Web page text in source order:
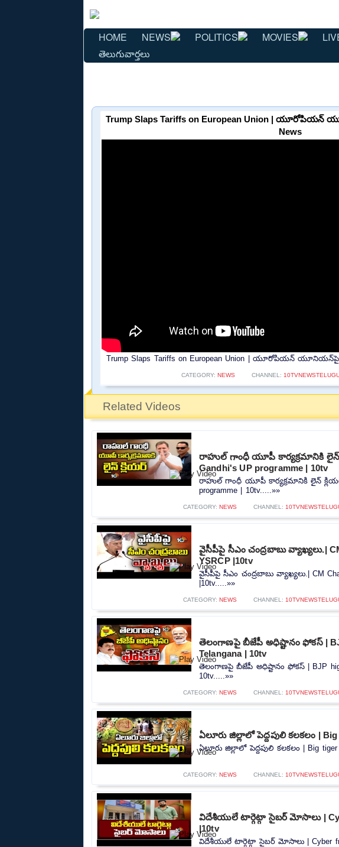
HOME NEWS POLITICS MOVIES
తెలుగువార్తలు
Trump Slaps Tariffs on European Union | యూరోపియన్
News
Trump Slaps Tariffs on European Union | యూరోపియన్ యూనియన్‌పై
CATEGORY: NEWS CHANNEL:
Related Videos
రాహుల్ గాంధీ యూపీ కార్యక్రమానికి లైన్
Gandhi's UP programme | 10tv
రాహుల్ గాంధీ యూపీ కార్యక్రమానికి లైన్ క్లియర్
programme | 10tv.....»»
CATEGORY: NEWS CHANNEL:
వైసీపీపై సీఎం చంద్రబాబు వ్యాఖ్యలు.|
YSRCP |10tv
వైసీపీపై సీఎం చంద్రబాబు వ్యాఖ్యలు.| CM
|10tv.....»»
CATEGORY: NEWS CHANNEL:
తెలంగాణపై బీజేపీ అధిష్టానం ఫోకస్ |
Telangana | 10tv
తెలంగాణపై బీజేపీ అధిష్టానం ఫోకస్ | BJP high
10tv.....»»
CATEGORY: NEWS CHANNEL:
ఏలూరు జిల్లాలో పెద్దపులి కలకలం |
ఏలూరు జిల్లాలో పెద్దపులి కలకలం | Big
CATEGORY: NEWS CHANNEL:
విదేశీయులే టార్గెట్గా సైబర్ మోసాలు |
|10tv
విదేశీయులే టార్గెట్గా సైబర్ మోసాలు | Cyber